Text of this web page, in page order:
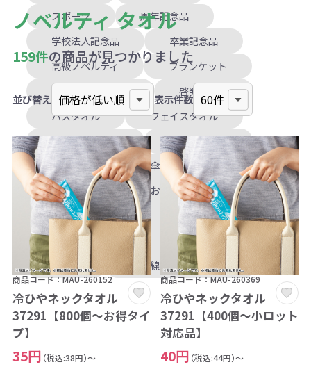
スポーツ
周年記念品
学校法人記念品
卒業記念品
高級ノベルティ
ブランケット
ウォーターバッグ
啓発グッズ
バスタオル
フェイスタオル
マフラータオル
ハンドタオル
コンパクト
傘カバー
熱中症対策
お花見
入学
卒業
運動会
タオル
うちわ・扇子
年賀
訪問用
絆作り
紫外線対策（UV対策）
ノベルティ タオル
159件の商品が見つかりました
並び替え 表示件数
商品コード：MAU-260152
冷ひやネックタオル
37291【800個～お得タイ
プ】
35円 （税込:38円）～
商品コード：MAU-260369
冷ひやネックタオル
37291【400個～小ロット
対応品】
40円 （税込:44円）～